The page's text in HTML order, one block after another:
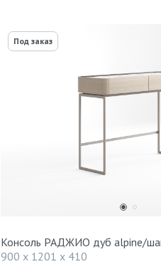
Под заказ
Консоль РАДЖИО дуб alpine/
900 x 1201 x 410